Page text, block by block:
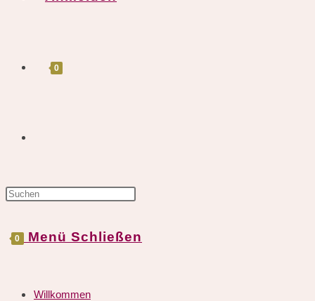
0
Suche
Press
close
0 Menü Schließen
Willkommen